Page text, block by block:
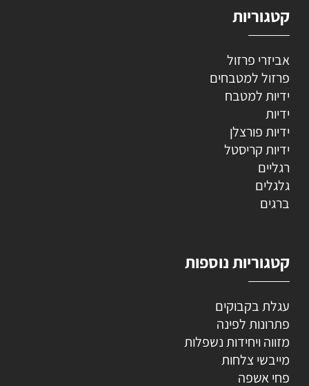
קטגוריות
אביזרי פרזול
פרזול למטבחים
ידיות למטבח
ידיות
ידיות פורצלן
ידיות קריסטל
רגליים
גלגלים
ברגים
קטגוריות נוספות
עגלת בקבוקים
פתרונות לפינה
מזווה ויחידות נשפלות
מייבשי צלחות
פחי אשפה